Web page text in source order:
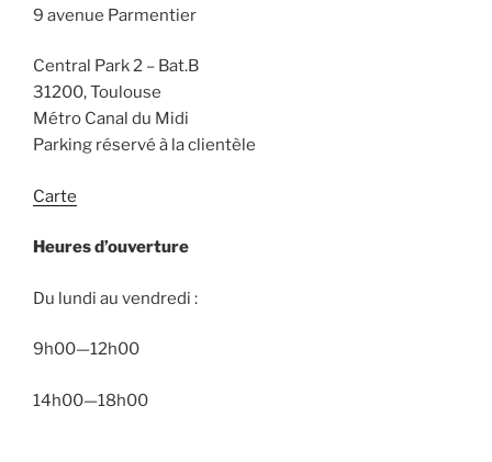
9 avenue Parmentier
Central Park 2 – Bat.B
31200, Toulouse
Métro Canal du Midi
Parking réservé à la clientèle
Carte
Heures d’ouverture
Du lundi au vendredi :
9h00—12h00
14h00—18h00